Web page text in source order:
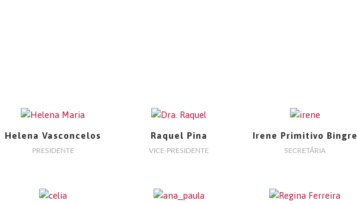
Helena Vasconcelos
PRESIDENTE
Raquel Pina
VICE-PRESIDENTE
Irene Primitivo Bingre
SECRETÁRIA